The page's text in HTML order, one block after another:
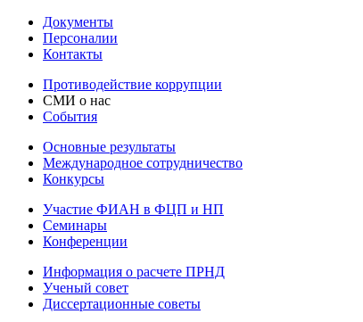
Документы
Персоналии
Контакты
Противодействие коррупции
СМИ о нас
События
Основные результаты
Международное сотрудничество
Конкурсы
Участие ФИАН в ФЦП и НП
Семинары
Конференции
Информация о расчете ПРНД
Ученый совет
Диссертационные советы